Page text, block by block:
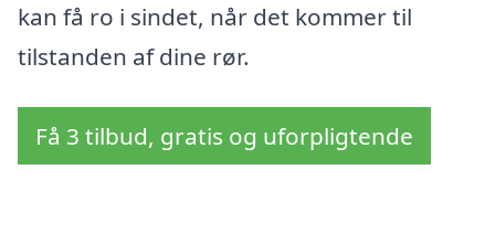
kan få ro i sindet, når det kommer til
tilstanden af dine rør.
Få 3 tilbud, gratis og uforpligtende